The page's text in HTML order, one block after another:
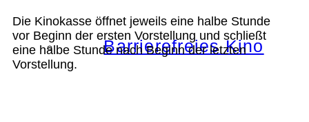
Barrierefreies Kino
Die Kinokasse öffnet jeweils eine halbe Stunde
vor Beginn der ersten Vorstellung und schließt
eine halbe Stunde nach Beginn der letzten
Vorstellung.